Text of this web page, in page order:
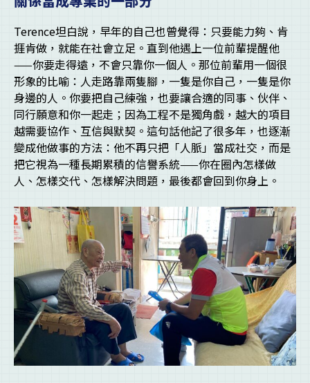
Terence坦白說，早年的自己也曾覺得：只要能力夠、肯
捱肯做，就能在社會立足。直到他遇上一位前輩提醒他
——你要走得遠，不會只靠你一個人。那位前輩用一個很
形象的比喻：人走路靠兩隻腳，一隻是你自己，一隻是你
身邊的人。你要把自己練強，也要讓合適的同事、伙伴、
同行願意和你一起走；因為工程不是獨角戲，越大的項目
越需要協作、互信與默契。這句話他記了很多年，也逐漸
變成他做事的方法：他不再只把「人脈」當成社交，而是
把它視為一種長期累積的信譽系統——你在圈內怎樣做
人、怎樣交代、怎樣解決問題，最後都會回到你身上。